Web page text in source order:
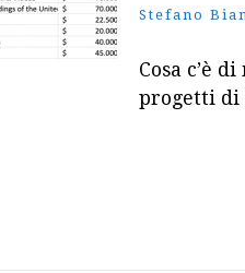
Stefano
Cosa c’è
progetti di